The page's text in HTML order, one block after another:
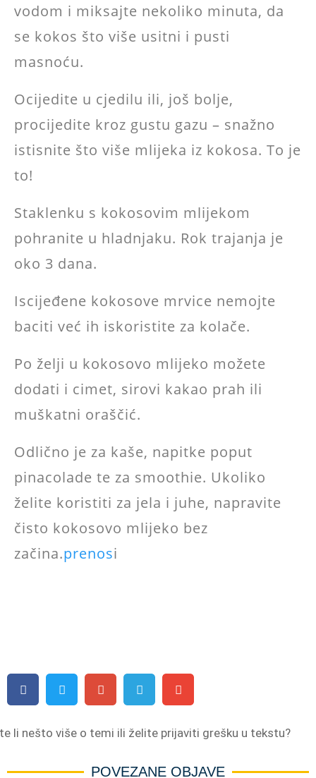
vodom i miksajte nekoliko minuta, da
se kokos što više usitni i pusti
masnoću.
Ocijedite u cjedilu ili, još bolje,
procijedite kroz gustu gazu – snažno
istisnite što više mlijeka iz kokosa. To je
to!
Staklenku s kokosovim mlijekom
pohranite u hladnjaku. Rok trajanja je
oko 3 dana.
Iscijeđene kokosove mrvice nemojte
baciti već ih iskoristite za kolače.
Po želji u kokosovo mlijeko možete
dodati i cimet, sirovi kakao prah ili
muškatni oraščić.
Odlično je za kaše, napitke poput
pinacolade te za smoothie. Ukoliko
želite koristiti za jela i juhe, napravite
čisto kokosovo mlijeko bez
začina.prenosi
li nešto više o temi ili želite prijaviti grešku u tekstu?
POVEZANE OBJAVE